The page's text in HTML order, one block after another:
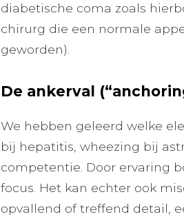
diabetische coma zoals
chirurg die een normale
geworden).
De ankerval
We hebben geleerd welke
bij hepatitis, wheezing bij
competentie. Door ervaring
focus. Het kan echter ook
opvallend of treffend detail,